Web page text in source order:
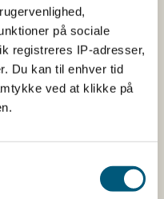
på sociale
registreres IP-adresser,
Du kan til enhver tid
ved at klikke på
kosttilskud,
virksomhed, der har